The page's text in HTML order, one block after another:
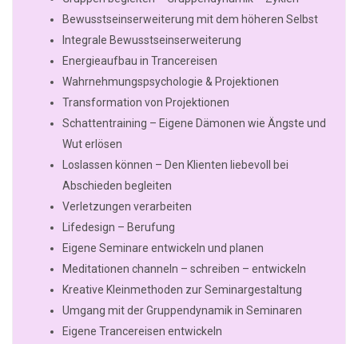
Bewusstseinserweiterung mit dem höheren Selbst
Integrale Bewusstseinserweiterung
Energieaufbau in Trancereisen
Wahrnehmungspsychologie & Projektionen
Transformation von Projektionen
Schattentraining – Eigene Dämonen wie Ängste und
Wut erlösen
Loslassen können – Den Klienten liebevoll bei
Abschieden begleiten
Verletzungen verarbeiten
Lifedesign – Berufung
Eigene Seminare entwickeln und planen
Meditationen channeln – schreiben – entwickeln
Kreative Kleinmethoden zur Seminargestaltung
Umgang mit der Gruppendynamik in Seminaren
Eigene Trancereisen entwickeln